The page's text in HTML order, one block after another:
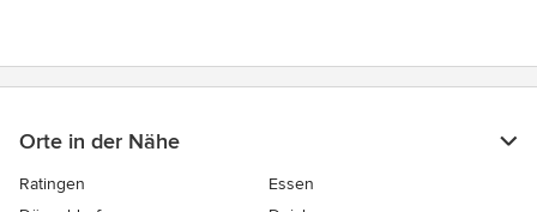
Orte in der Nähe
Ratingen
Essen